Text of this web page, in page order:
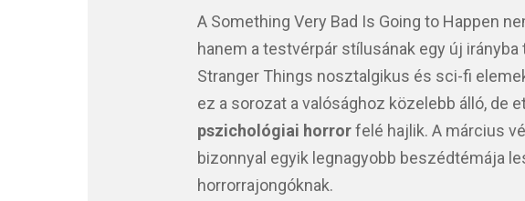
A Something Very Bad Is Going to Happen
hanem a testvérpár stílusának egy új
Stranger Things nosztalgikus és sci-fi
ez a sorozat a valósághoz közelebb álló, de
pszichológiai horrorfelé hajlik. A március
bizonnyal egyik legnagyobb beszédtémája
horrorrajongóknak.